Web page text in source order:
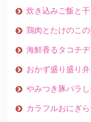
炊き込みご飯と
鶏肉とたけのこ
海鮮香るタコチ
おかず盛り盛り
やみつき豚バラ
カラフルおにぎ